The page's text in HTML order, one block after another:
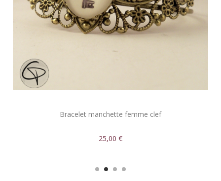
Bracelet manchette femme clef
25,00 €